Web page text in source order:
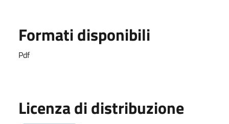
Formati disponibili
Pdf
Licenza di distribuzione